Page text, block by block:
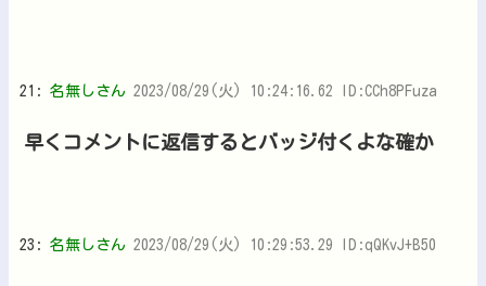
21: 名無しさん 2023/08/29(火) 10:24:16.62 ID:CCh8PFuza
早くコメントに返信するとバッジ付くよな確か
23: 名無しさん 2023/08/29(火) 10:29:53.29 ID:qQKvJ+B50